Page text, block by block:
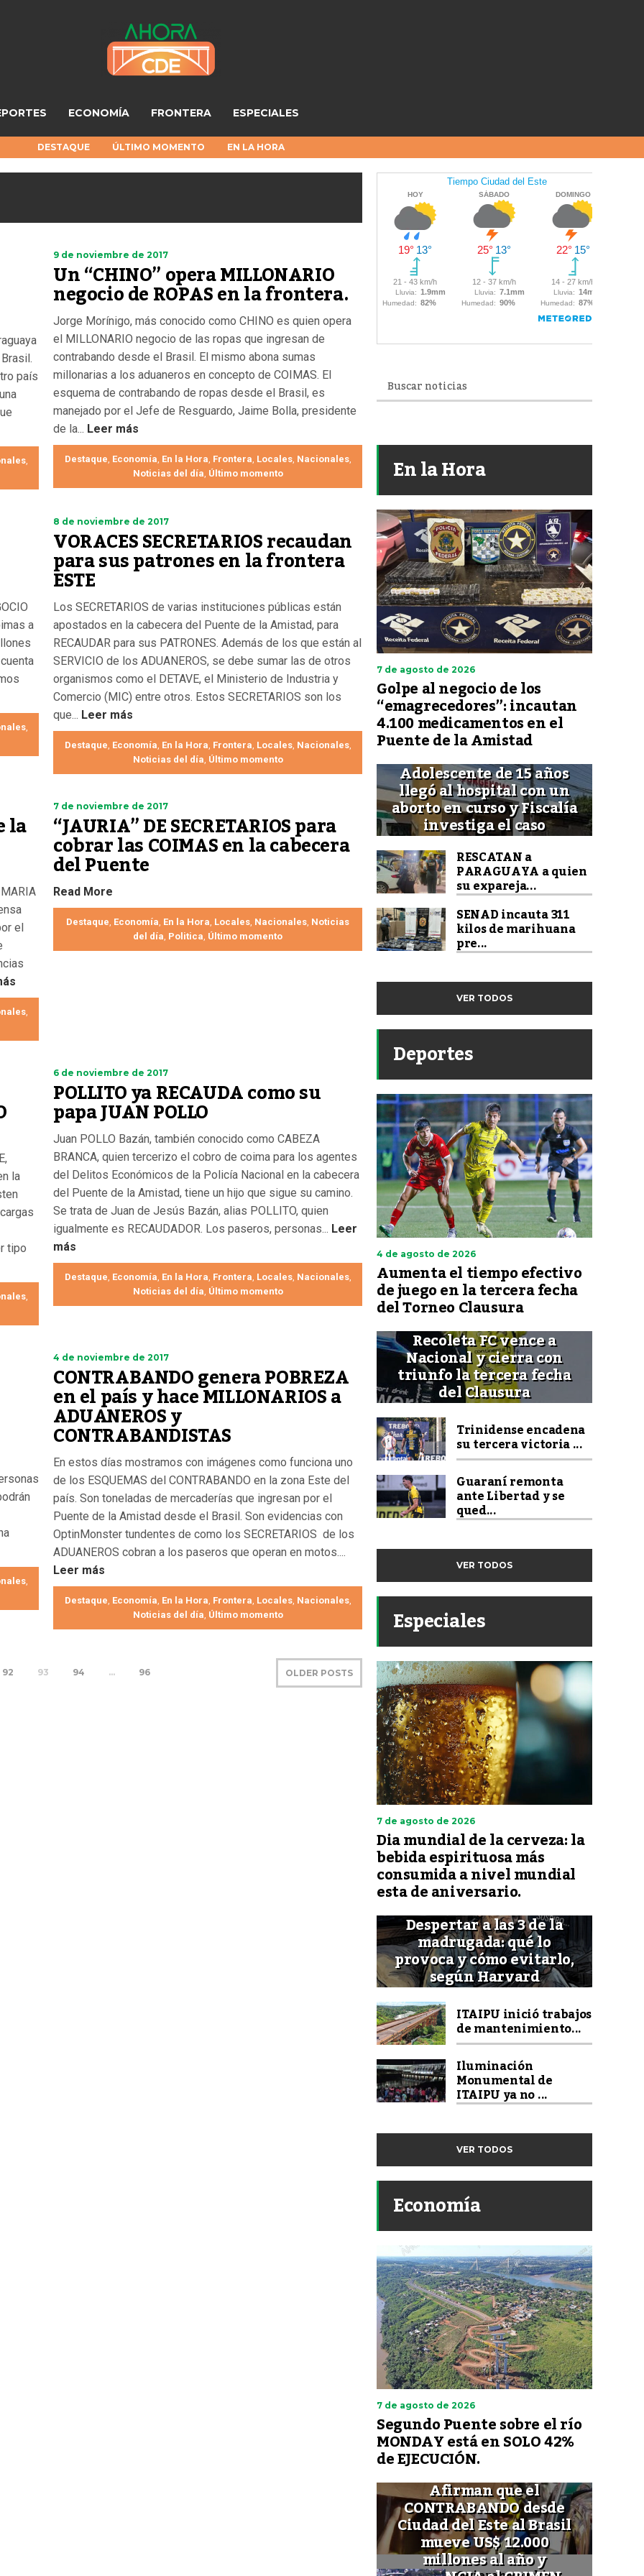
ECONOMÍA FRONTERA ESPECIALES
DESTAQUE ÚLTIMO MOMENTO EN LA HORA
país
,
9 de noviembre de 2017
Un “CHINO” opera MILLONARIO
negocio de ROPAS en la frontera.
Jorge Morínigo, más conocido como CHINO es quien opera
el MILLONARIO negocio de las ropas que ingresan de
contrabando desde el Brasil. El mismo abona sumas
millonarias a los aduaneros en concepto de COIMAS. El
esquema de contrabando de ropas desde el Brasil, es
manejado por el Jefe de Resguardo, Jaime Bolla, presidente
de la... Leer más
Destaque, Economía, En la Hora, Frontera, Locales, Nacionales,
Noticias del día, Último momento
a
,
8 de noviembre de 2017
VORACES SECRETARIOS recaudan
para sus patrones en la frontera
ESTE
Los SECRETARIOS de varias instituciones públicas están
apostados en la cabecera del Puente de la Amistad, para
RECAUDAR para sus PATRONES. Además de los que están al
SERVICIO de los ADUANEROS, se debe sumar las de otros
organismos como el DETAVE, el Ministerio de Industria y
Comercio (MIC) entre otros. Estos SECRETARIOS son los
que... Leer más
Destaque, Economía, En la Hora, Frontera, Locales, Nacionales,
Noticias del día, Último momento
la
el
,
7 de noviembre de 2017
“JAURIA” DE SECRETARIOS para
cobrar las COIMAS en la cabecera
del Puente
Read More
Destaque, Economía, En la Hora, Locales, Nacionales, Noticias
del día, Politica, Último momento
la
tipo
,
6 de noviembre de 2017
POLLITO ya RECAUDA como su
papa JUAN POLLO
Juan POLLO Bazán, también conocido como CABEZA
BRANCA, quien tercerizo el cobro de coima para los agentes
del Delitos Económicos de la Policía Nacional en la cabecera
del Puente de la Amistad, tiene un hijo que sigue su camino.
Se trata de Juan de Jesús Bazán, alias POLLITO, quien
igualmente es RECAUDADOR. Los paseros, personas... Leer
más
Destaque, Economía, En la Hora, Frontera, Locales, Nacionales,
Noticias del día, Último momento
,
4 de noviembre de 2017
CONTRABANDO genera POBREZA
en el país y hace MILLONARIOS a
ADUANEROS y
CONTRABANDISTAS
En estos días mostramos con imágenes como funciona uno
de los ESQUEMAS del CONTRABANDO en la zona Este del
país. Son toneladas de mercaderías que ingresan por el
Puente de la Amistad desde el Brasil. Son evidencias con
OptinMonster tundentes de como los SECRETARIOS de los
ADUANEROS cobran a los paseros que operan en motos....
Leer más
Destaque, Economía, En la Hora, Frontera, Locales, Nacionales,
Noticias del día, Último momento
92 93 94 … 96 OLDER POSTS
En la Hora
7 de agosto de 2026
Golpe al negocio de los
“emagrecedores”: incautan
4.100 medicamentos en el
Puente de la Amistad
Adolescente de 15 años
llegó al hospital con un
aborto en curso y Fiscalía
investiga el caso
RESCATAN a
PARAGUAYA a quien
su expareja...
SENAD incauta 311
kilos de marihuana
pre...
VER TODOS
Deportes
4 de agosto de 2026
Aumenta el tiempo efectivo
de juego en la tercera fecha
del Torneo Clausura
Recoleta FC vence a
Nacional y cierra con
triunfo la tercera fecha
del Clausura
Trinidense encadena
su tercera victoria ...
Guaraní remonta
ante Libertad y se
qued...
VER TODOS
Especiales
7 de agosto de 2026
Dia mundial de la cerveza: la
bebida espirituosa más
consumida a nivel mundial
esta de aniversario.
Despertar a las 3 de la
madrugada: qué lo
provoca y cómo evitarlo,
según Harvard
ITAIPU inició trabajos
de mantenimiento...
Iluminación
Monumental de
ITAIPU ya no ...
VER TODOS
Economía
7 de agosto de 2026
Segundo Puente sobre el río
MONDAY está en SOLO 42%
de EJECUCIÓN.
Afirman que el
CONTRABANDO desde
Ciudad del Este al Brasil
mueve US$ 12.000
millones al año y